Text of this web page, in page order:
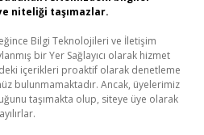
niteliği taşımazlar.
Bilgi Teknolojileri ve İletişim
bir Yer Sağlayıcı olarak hizmet
içerikleri proaktif olarak denetleme
bulunmamaktadır. Ancak, üyelerimiz
taşımakta olup, siteye üye olarak